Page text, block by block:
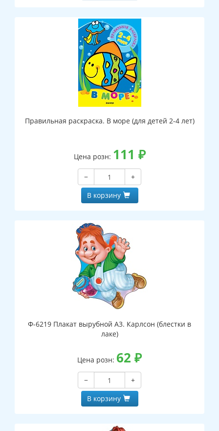
Правильная раскраска. В море (для детей 2-4 лет)
Цена розн: 111 ₽
−
+
В корзину
Ф-6219 Плакат вырубной А3. Карлсон (блестки в
лаке)
Цена розн: 62 ₽
−
+
В корзину